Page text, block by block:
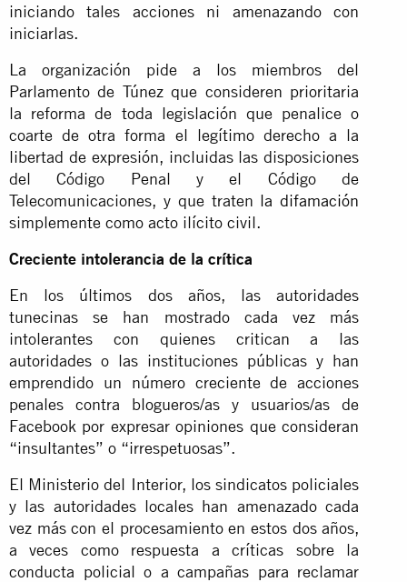
iniciando tales acciones ni amenazando con
iniciarlas.
La organización pide a los miembros del
Parlamento de Túnez que consideren prioritaria
la reforma de toda legislación que penalice o
coarte de otra forma el legítimo derecho a la
libertad de expresión, incluidas las disposiciones
del Código Penal y el Código de
Telecomunicaciones, y que traten la difamación
simplemente como acto ilícito civil.
Creciente intolerancia de la crítica
En los últimos dos años, las autoridades
tunecinas se han mostrado cada vez más
intolerantes con quienes critican a las
autoridades o las instituciones públicas y han
emprendido un número creciente de acciones
penales contra blogueros/as y usuarios/as de
Facebook por expresar opiniones que consideran
“insultantes” o “irrespetuosas”.
El Ministerio del Interior, los sindicatos policiales
y las autoridades locales han amenazado cada
vez más con el procesamiento en estos dos años,
a veces como respuesta a críticas sobre la
conducta policial o a campañas para reclamar